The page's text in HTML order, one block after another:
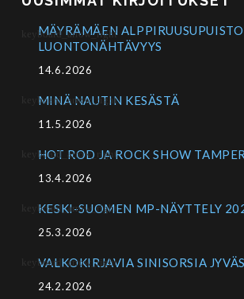
MÄYRÄMÄEN
LUONTONÄHTÄVYYS
14.6.2026
MINÄ NAUTIN KESÄSTÄ
11.5.2026
HOT ROD JA ROCK SHOW
13.4.2026
KESKI-SUOMEN MP-NÄYTTELY
25.3.2026
VALKOKIRJAVIA SINISORSIA
24.2.2026